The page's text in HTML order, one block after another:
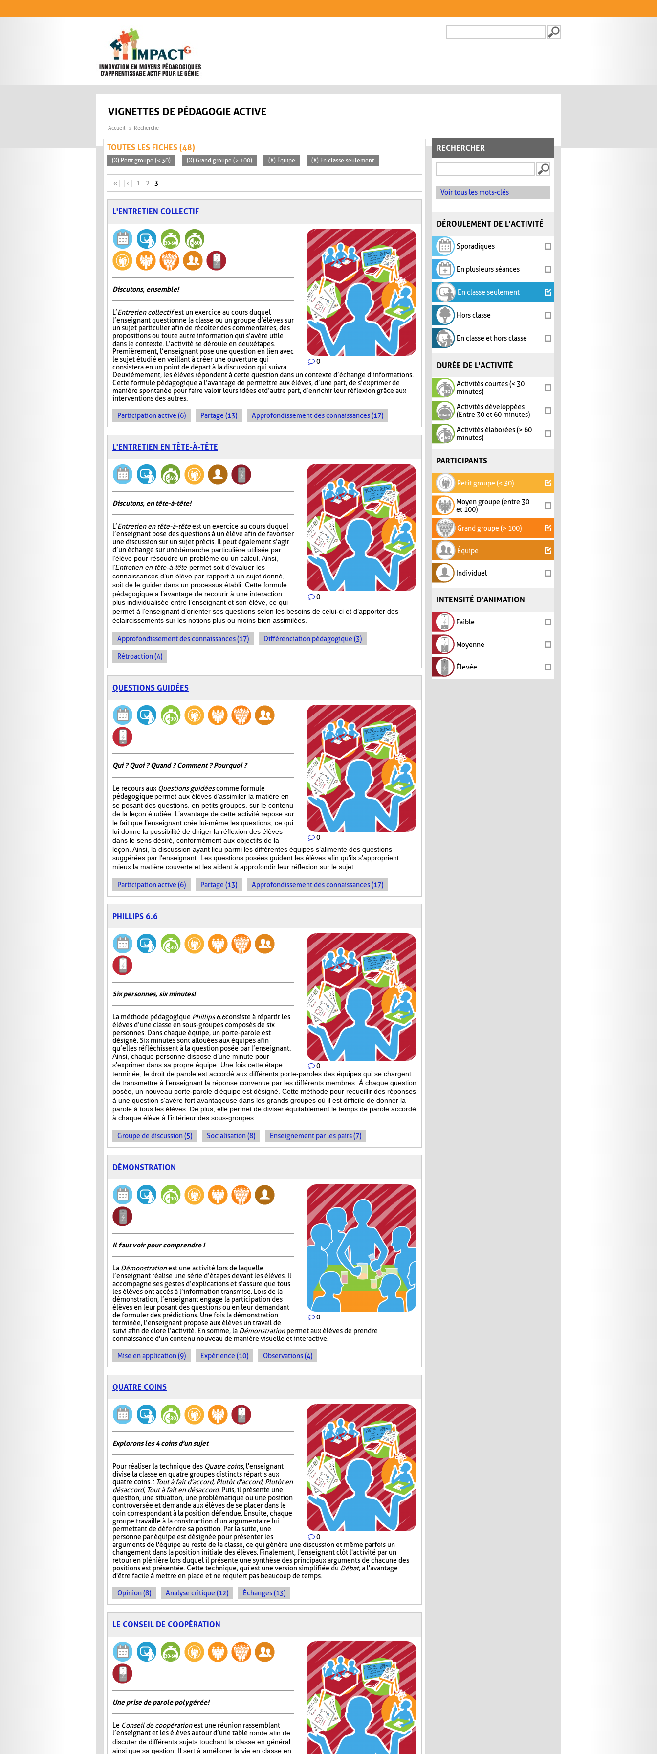
FORMULAIRE DE
VIGNETTES DE PÉDAGOGIE ACTIVE
Accueil Recherche
RECHERCHER
Voir tous les mots-clés
DÉROULEMENT DE L'ACTIVITÉ
Sporadiques
En plusieurs séances
En classe seulement
Hors classe
En classe et hors classe
DURÉE DE L'ACTIVITÉ
Activités courtes (< 30
minutes)
Activités développées
(Entre 30 et 60 minutes)
Activités élaborées (> 60
minutes)
PARTICIPANTS
Petit groupe (< 30)
Moyen groupe (entre 30
et 100)
Grand groupe (> 100)
Équipe
Individuel
INTENSITÉ D'ANIMATION
Faible
Moyenne
Élevée
TOUTES LES FICHES (48)
(X) Petit groupe (< 30) (X) Grand groupe (> 100) (X) Équipe (X) En classe seulement
PAGES
« ‹ 1 2 3
L'ENTRETIEN COLLECTIF
0
Discutons, ensemble!
L’Entretien collectifest un exercice au cours duquel
l’enseignant questionne la classe ou un groupe d’élèves sur
un sujet particulier afin de récolter des commentaires, des
propositions ou toute autre information qui s’avère utile
dans le contexte. L’activité se déroule en deux étapes.
Premièrement, l’enseignant pose une question en lien avec
le sujet étudié en veillant à créer une ouverture qui
consistera en un point de départ à la discussion qui suivra.
Deuxièmement, les élèves répondent à cette question dans un contexte d’échange d’informations.
Cette formule pédagogique a l’avantage de permettre aux élèves, d’une part, de s’exprimer de
manière spontanée pour faire valoir leurs idées et d’autre part, d’enrichir leur réflexion grâce aux
interventions des autres.
Participation active (6) Partage (13) Approfondissement des connaissances (17)
L'ENTRETIEN EN TÊTE-À-TÊTE
0
Discutons, en tête-à-tête!
L’Entretien en tête-à-têteest un exercice au cours duquel
l’enseignant pose des questions à un élève afin de favoriser
une discussion sur un sujet précis. Il peut également s’agir
d’un échange sur unedémarche particulière utilisée par
l’élève pour résoudre un problème ou un calcul. Ainsi,
l’Entretien en tête-à-tête permet soit d’évaluer les
connaissances d’un élève par rapport à un sujet donné,
soit de le guider dans un processus établi. Cette formule
pédagogique a l’avantage de recourir à une interaction
plus individualisée entre l’enseignant et son élève, ce qui
permet à l’enseignant d’orienter ses questions selon les besoins de celui-ci et d’apporter des
éclaircissements sur les notions plus ou moins bien assimilées.
Approfondissement des connaissances (17) Différenciation pédagogique (3)
Rétroaction (4)
QUESTIONS GUIDÉES
0
Qui ? Quoi ? Quand ? Comment ? Pourquoi ?
Le recours aux Questions guidéescomme formule
pédagogique permet aux élèves d’assimiler la matière en
se posant des questions, en petits groupes, sur le contenu
de la leçon étudiée. L’avantage de cette activité repose sur
le fait que l’enseignant crée lui-même les questions, ce qui
lui donne la possibilité de diriger la réflexion des élèves
dans le sens désiré, conformément aux objectifs de la
leçon. Ainsi, la discussion ayant lieu parmi les différentes équipes s’alimente des questions
suggérées par l’enseignant. Les questions posées guident les élèves afin qu’ils s’approprient
mieux la matière couverte et les aident à approfondir leur réflexion sur le sujet.
Participation active (6) Partage (13) Approfondissement des connaissances (17)
PHILLIPS 6.6
0
Six personnes, six minutes!
La méthode pédagogique Phillips 6.6consiste à répartir les
élèves d’une classe en sous-groupes composés de six
personnes. Dans chaque équipe, un porte-parole est
désigné. Six minutes sont allouées aux équipes afin
qu’elles réfléchissent à la question posée par l’enseignant.
Ainsi, chaque personne dispose d’une minute pour
s’exprimer dans sa propre équipe. Une fois cette étape
terminée, le droit de parole est accordé aux différents porte-paroles des équipes qui se chargent
de transmettre à l’enseignant la réponse convenue par les différents membres. À chaque question
posée, un nouveau porte-parole d’équipe est désigné. Cette méthode pour recueillir des réponses
à une question s’avère fort avantageuse dans les grands groupes où il est difficile de donner la
parole à tous les élèves. De plus, elle permet de diviser équitablement le temps de parole accordé
à chaque élève à l’intérieur des sous-groupes.
Groupe de discussion (5) Socialisation (8) Enseignement par les pairs (7)
DÉMONSTRATION
0
Il faut voir pour comprendre !
La Démonstrationest une activité lors de laquelle
l’enseignant réalise une série d’étapes devant les élèves. Il
accompagne ses gestes d’explications et s’assure que tous
les élèves ont accès à l’information transmise. Lors de la
démonstration, l’enseignant engage la participation des
élèves en leur posant des questions ou en leur demandant
de formuler des prédictions. Une fois la démonstration
terminée, l’enseignant propose aux élèves un travail de
suivi afin de clore l’activité. En somme, la Démonstrationpermet aux élèves de prendre
connaissance d'un contenu nouveau de manière visuelle et interactive.
Mise en application (9) Expérience (10) Observations (4)
QUATRE COINS
0
Explorons les 4 coins d'un sujet
Pour réaliser la technique des Quatre coins, l'enseignant
divise la classe en quatre groupes distincts répartis aux
quatre coins. : Tout à fait d'accord, Plutôt d'accord, Plutôt en
désaccord, Tout à fait en désaccord. Puis, il présente une
question, une situation, une problématique ou une position
controversée et demande aux élèves de se placer dans le
coin correspondant à la position défendue. Ensuite, chaque
groupe travaille à la construction d'un argumentaire lui
permettant de défendre sa position. Par la suite, une
personne par équipe est désignée pour présenter les
arguments de l'équipe au reste de la classe, ce qui génère une discussion et même parfois un
changement dans la position initiale des élèves. Finalement, l'enseignant clôt l'activité par un
retour en plénière lors duquel il présente une synthèse des principaux arguments de chacune des
positions est présentée. Cette technique, qui est une version simplifiée du Débat, a l'avantage
d'être facile à mettre en place et ne requiert pas beaucoup de temps.
Opinion (8) Analyse critique (12) Échanges (13)
LE CONSEIL DE COOPÉRATION
Une prise de parole polygérée!
Le Conseil de coopérationest une réunion rassemblant
l’enseignant et les élèves autour d’une table ronde afin de
discuter de différents sujets touchant la classe en général
ainsi que sa gestion. Il sert à améliorer la vie en classe en